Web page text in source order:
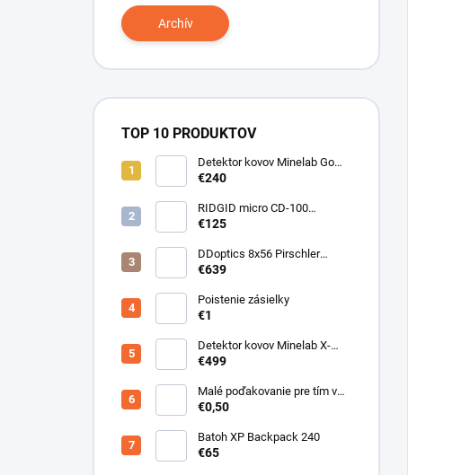
Archív
TOP 10 PRODUKTOV
Detektor kovov Minelab Go
Find 66
€240
RIDGID micro CD-100
Detektor horľavých plynov
€125
DDoptics 8x56 Pirschler
Gen.3 Magnesium zelený
€639
Poistenie zásielky
€1
Detektor kovov Minelab X-
Terra ELITE pinpoiter set
€499
Malé poďakovanie pre tím v
sklade
€0,50
Batoh XP Backpack 240
€65